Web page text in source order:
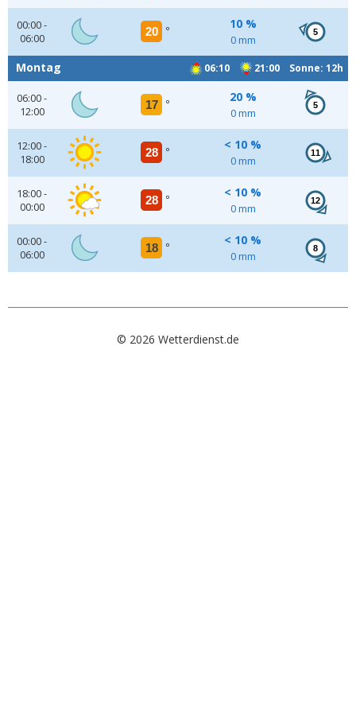
00:00 -
06:00
20 °
10 %
0 mm
5
06:10 21:00 Sonne: 12h
Montag
06:00 -
12:00
17 °
20 %
0 mm
5
12:00 -
18:00
28 °
< 10 %
0 mm
11
18:00 -
00:00
28 °
< 10 %
0 mm
12
00:00 -
06:00
18 °
< 10 %
0 mm
8
© 2026 Wetterdienst.de